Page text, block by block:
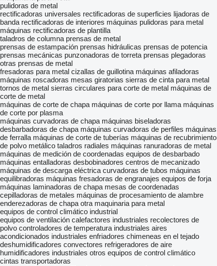
pulidoras de metal
rectificadoras universales rectificadoras de superficies lijadoras de
banda rectificadoras de interiores máquinas pulidoras para metal
máquinas rectificadoras de plantilla
taladros de columna prensas de metal
prensas de estampación prensas hidráulicas prensas de potencia
prensas mecánicas punzonadoras de torreta prensas plegadoras
otras prensas de metal
fresadoras para metal cizallas de guillotina máquinas afiladoras
máquinas roscadoras mesas giratorias sierras de cinta para metal
tornos de metal sierras circulares para corte de metal máquinas de
corte de metal
máquinas de corte de chapa máquinas de corte por llama máquinas
de corte por plasma
máquinas curvadoras de chapa máquinas biseladoras
desbarbadoras de chapa máquinas curvadoras de perfiles máquinas
de ferralla máquinas de corte de tuberías máquinas de recubrimiento
de polvo metálico taladros radiales máquinas ranuradoras de metal
máquinas de medición de coordenadas equipos de desbarbado
máquinas entalladoras desbobinadores centros de mecanizado
máquinas de descarga eléctrica curvadoras de tubos máquinas
equilibradoras máquinas fresadoras de engranajes equipos de forja
máquinas laminadoras de chapa mesas de coordenadas
cepilladoras de metales máquinas de procesamiento de alambre
enderezadoras de chapa otra maquinaria para metal
equipos de control climático industrial
equipos de ventilación calefactores industriales recolectores de
polvo controladores de temperatura industriales aires
acondicionados industriales enfriadores chimeneas en el tejado
deshumidificadores convectores refrigeradores de aire
humidificadores industriales otros equipos de control climático
cintas transportadoras